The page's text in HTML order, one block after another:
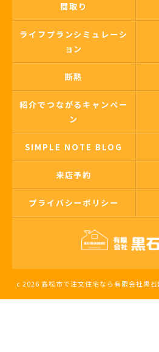
間取り
ライフプランシミュレーシ
ョン
断熱
紹介でつながるキャンペー
ン
SIMPLE NOTE BLOG
来店予約
プライバシーポリシー
c 2026 高松市で注文住宅なら有限会社黒石